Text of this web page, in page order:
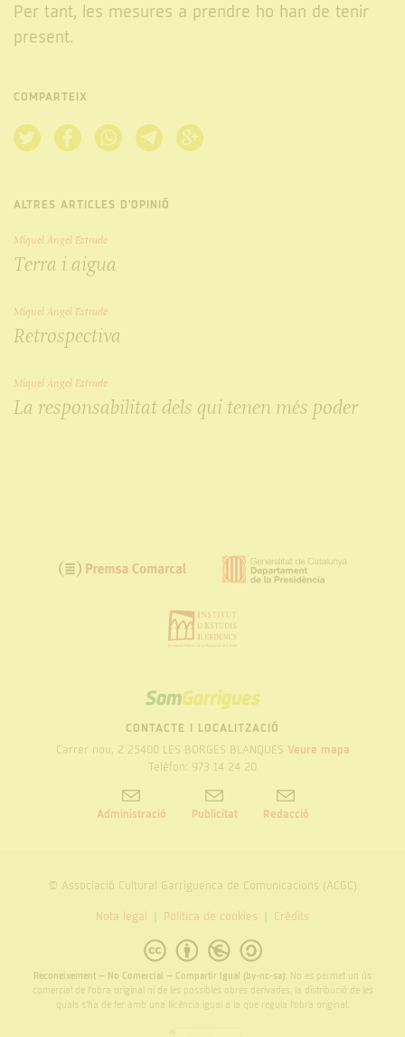
Per tant, les mesures a prendre ho han de tenir
present.
COMPARTEIX
ALTRES ARTICLES D'OPINIÓ
Miquel Àngel Estradé
Terra i aigua
Miquel Àngel Estradé
Retrospectiva
Miquel Àngel Estradé
La responsabilitat dels qui tenen més poder
SOM
GARRIGUES
CONTACTE I LOCALITZACIÓ
Carrer nou, 2 25400 LES BORGES BLANQUES Veure mapa
Telèfon: 973 14 24 20
Administració Publicitat Redacció
© Associació Cultural Garriguenca de Comunicacions (ACGC)
Nota legal Politica de cookies Crèdits
Reconeixement – No Comercial – Compartir Igual (by-nc-sa): No es permet un ús
comercial de l’obra original ni de les possibles obres derivades, la distribució de les
quals s’ha de fer amb una llicència igual a la que regula l’obra original.